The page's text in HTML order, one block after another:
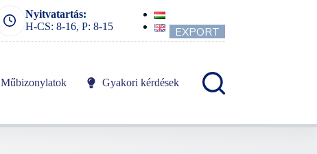
Nyitvatartás:
H-CS: 8-16, P: 8-15
EXPORT
Műbizonylatok Gyakori kérdések